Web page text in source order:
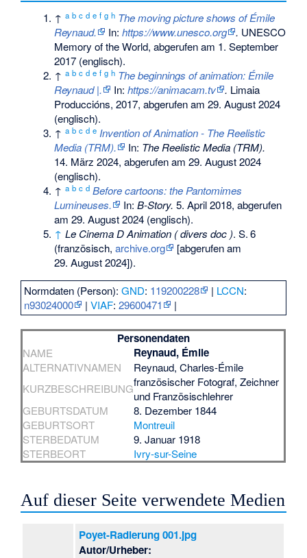
↑a b c d e f g h The moving picture shows of Émile
Reynaud.
In:https://www.unesco.org . UNESCO
Memory of the World, abgerufen am 1. September
2017 (englisch).
↑a b c d e f g h The beginnings of animation: Émile
Reynaud |.
In:https://animacam.tv . Limaia
Produccións, 2017, abgerufen am 29. August 2024
(englisch).
↑a b c d e Invention of Animation - The Reelistic
Media (TRM).
In: The Reelistic Media (TRM).
14. März 2024, abgerufen am 29. August 2024
(englisch).
↑a b c d Before cartoons: the Pantomimes
Lumineuses.
In:B-Story. 5. April 2018, abgerufen
am 29. August 2024 (englisch).
↑ Le Cinema D Animation ( divers doc ).S.6
(französisch,archive.org
[abgerufen am
29. August 2024]).
Normdaten (Person):GND: 119200228 | LCCN:
n93024000
|VIAF:29600471 |
Personendaten
NAME Reynaud, Émile
ALTERNATIVNAMEN
Reynaud, Charles-Émile
KURZBESCHREIBUNGfranzösischer Fotograf, Zeichner
und Französischlehrer
GEBURTSDATUM
8. Dezember 1844
GEBURTSORT
Montreuil
STERBEDATUM
9. Januar 1918
STERBEORT
Ivry-sur-Seine
Auf dieser Seite verwendete Medien
Poyet-Radierung 001.jpg
Autor/Urheber: